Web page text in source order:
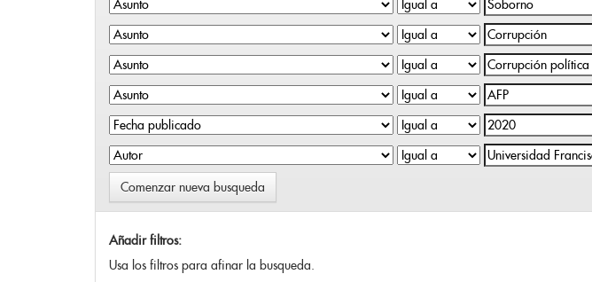
Comenzar nueva busqueda
Añadir filtros:
Usa los filtros para afinar la busqueda.